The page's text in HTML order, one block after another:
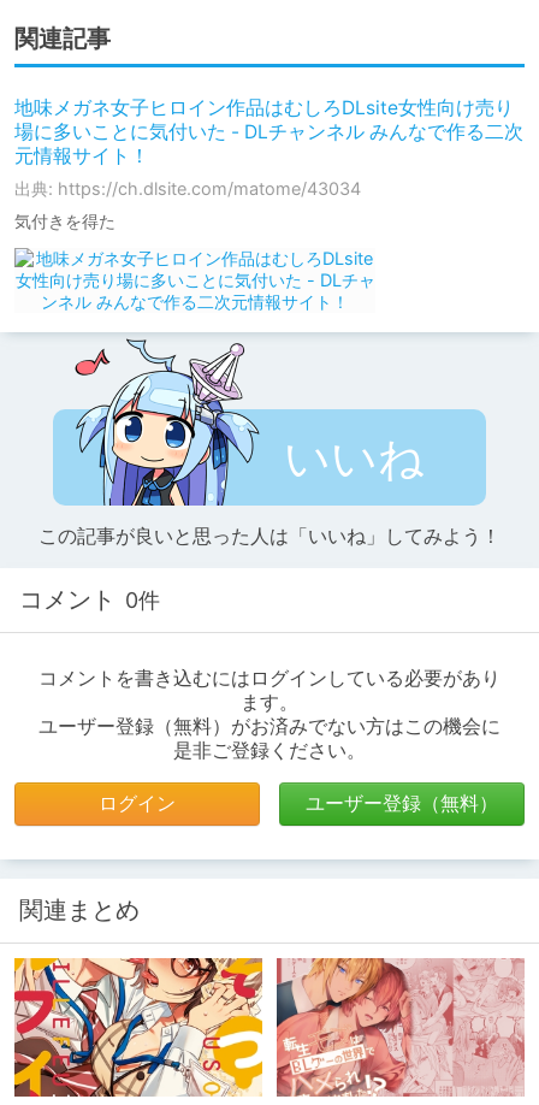
関連記事
地味メガネ女子ヒロイン作品はむしろDLsite女性向け売り
場に多いことに気付いた - DLチャンネル みんなで作る二次
元情報サイト！
出典: https://ch.dlsite.com/matome/43034
気付きを得た
いいね
この記事が良いと思った人は「いいね」してみよう！
コメント 0件
コメントを書き込むにはログインしている必要があり
ます。
ユーザー登録（無料）がお済みでない方はこの機会に
是非ご登録ください。
ログイン ユーザー登録（無料）
関連まとめ